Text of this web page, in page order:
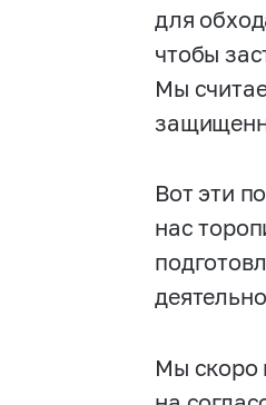
для
чтобы
Мы
Вот эти
нас
Мы скоро